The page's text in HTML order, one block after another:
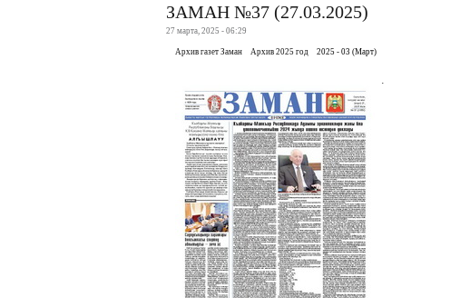
ЗАМАН №37 (27.03.2025)
27 марта, 2025 - 06:29
Архив газет Заман Архив 2025 год 2025 - 03 (Март)